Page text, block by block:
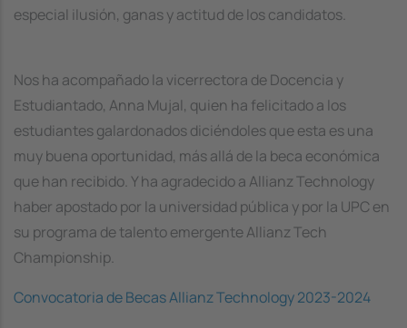
especial ilusión, ganas y actitud de los candidatos.
Nos ha acompañado la vicerrectora de Docencia y
Estudiantado, Anna Mujal, quien ha felicitado a los
estudiantes galardonados diciéndoles que esta es una
muy buena oportunidad, más allá de la beca económica
que han recibido. Y ha agradecido a Allianz Technology
haber apostado por la universidad pública y por la UPC en
su programa de talento emergente Allianz Tech
Championship.
Convocatoria de Becas Allianz Technology 2023-2024